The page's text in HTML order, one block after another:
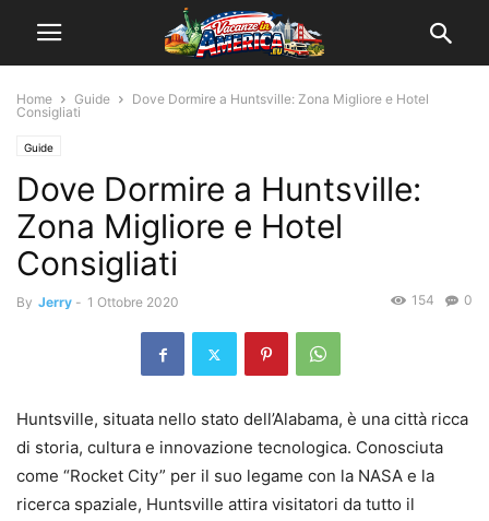
Home Guide
Dove Dormire a Huntsville: Zona Migliore e Hotel
Consigliati
Guide
Dove Dormire a Huntsville:
Zona Migliore e Hotel
Consigliati
By Jerry - 1 Ottobre 2020 0
154
Huntsville, situata nello stato dell’Alabama, è una città ricca
di storia, cultura e innovazione tecnologica. Conosciuta
come “Rocket City” per il suo legame con la NASA e la
ricerca spaziale, Huntsville attira visitatori da tutto il